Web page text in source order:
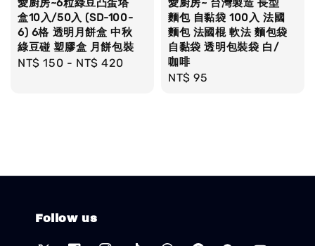
愛廚房~6粒綠豆凸蛋塔
盒10入/50入 (SD-100-
6) 6格 透明月餅盒 中秋
綠豆碰 塑膠盒 月餅包裝
Regular
NT$ 150 - NT$ 420
愛廚房~ 台灣製造 長型
麵包 自黏袋 100入 法國
麵包 法國棍 軟法 麵包袋
自黏袋 透明包裝袋 白/
咖啡
Regular
NT$ 95
Follow us